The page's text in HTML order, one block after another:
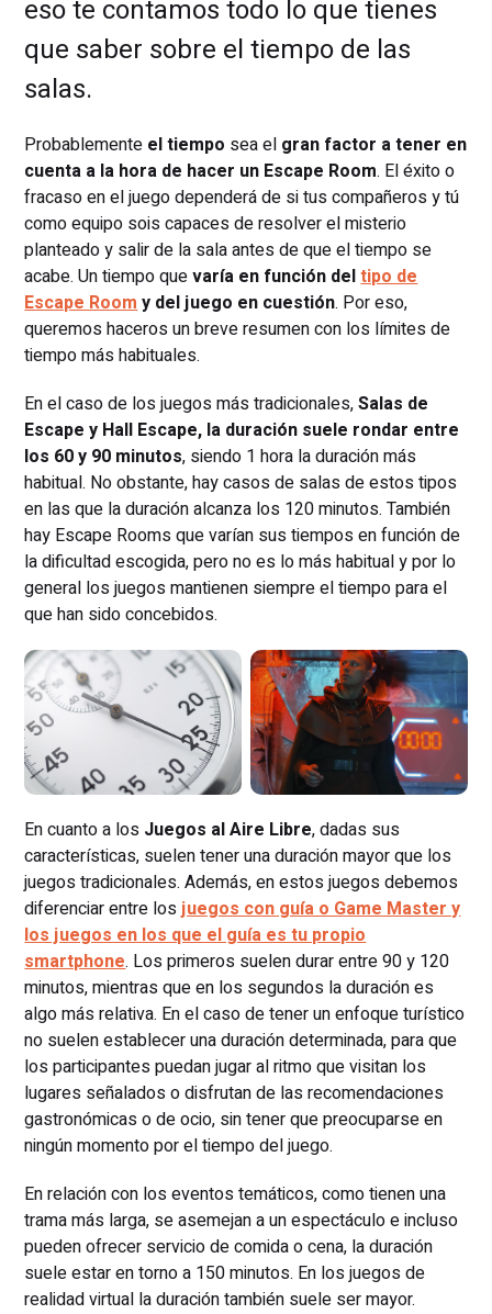
eso te contamos todo lo que tienes
que saber sobre el tiempo de las
salas.
Probablemente el tiempo sea el gran factor a tener en
cuenta a la hora de hacer un Escape Room. El éxito o
fracaso en el juego dependerá de si tus compañeros y tú
como equipo sois capaces de resolver el misterio
planteado y salir de la sala antes de que el tiempo se
acabe. Un tiempo quevaría en función deltipo de
Escape Roomy del juego en cuestión. Por eso,
queremos haceros un breve resumen con los límites de
tiempo más habituales.
En el caso de los juegos más tradicionales,Salas de
Escape y Hall Escape, la duración suele rondar entre
los 60 y 90 minutos, siendo 1 hora la duración más
habitual. No obstante, hay casos de salas de estos tipos
en las que la duración alcanza los 120 minutos. También
hay Escape Rooms que varían sus tiempos en función de
la dificultad escogida, pero no es lo más habitual y por lo
general los juegos mantienen siempre el tiempo para el
que han sido concebidos.
En cuanto a los Juegos al Aire Libre, dadas sus
características, suelen tener una duración mayor que los
juegos tradicionales. Además, en estos juegos debemos
diferenciar entre losjuegos con guía o Game Master y
los juegos en los que el guía es tu propio
smartphone. Los primeros suelen durar entre 90 y 120
minutos, mientras que en los segundos la duración es
algo más relativa. En el caso de tener un enfoque turístico
no suelen establecer una duración determinada, para que
los participantes puedan jugar al ritmo que visitan los
lugares señalados o disfrutan de las recomendaciones
gastronómicas o de ocio, sin tener que preocuparse en
ningún momento por el tiempo del juego.
En relación con los eventos temáticos, como tienen una
trama más larga, se asemejan a un espectáculo e incluso
pueden ofrecer servicio de comida o cena, la duración
suele estar en torno a 150 minutos. En los juegos de
realidad virtual la duración también suele ser mayor.